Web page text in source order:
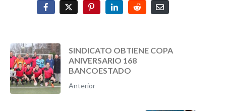
SINDICATO OBTIENE COPA
ANIVERSARIO 168
BANCOESTADO
Anterior